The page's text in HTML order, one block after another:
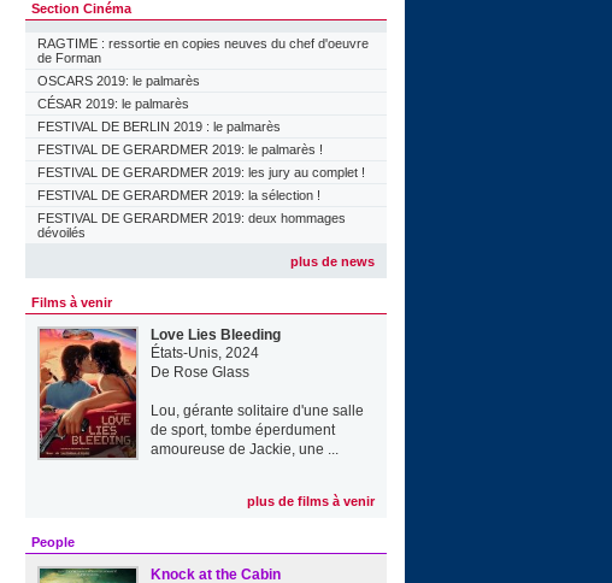
Section Cinéma
RAGTIME : ressortie en copies neuves du chef d'oeuvre
de Forman
OSCARS 2019: le palmarès
CÉSAR 2019: le palmarès
FESTIVAL DE BERLIN 2019 : le palmarès
FESTIVAL DE GERARDMER 2019: le palmarès !
FESTIVAL DE GERARDMER 2019: les jury au complet !
FESTIVAL DE GERARDMER 2019: la sélection !
FESTIVAL DE GERARDMER 2019: deux hommages
dévoilés
plus de news
Films à venir
Love Lies Bleeding
États-Unis, 2024
De Rose Glass
Lou, gérante solitaire d'une salle
de sport, tombe éperdument
amoureuse de Jackie, une ...
plus de films à venir
People
Knock at the Cabin